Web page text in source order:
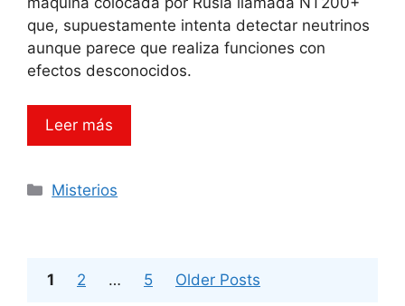
que, supuestamente intenta detectar neutrinos
aunque parece que realiza funciones con
efectos desconocidos.
Leer más
Categorías
Misterios
Página
1 Página
2 … Página
5 Older Posts